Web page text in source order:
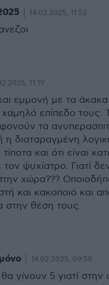
14.02.2025, 11:52
11:19
εμμονή με τα
επίπεδο τους.
τα
η διαταραγμένη
τίποτα και ότι είναι
τον ψυχίατρο. Γιατί
χώρα???
και κακοποιό και
στην θέση τους.
14.02.2025, 09:50
γίνουν 5 γιατί